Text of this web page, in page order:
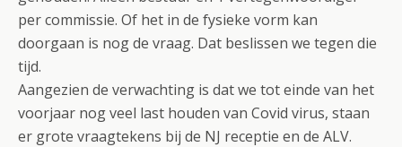
per commissie. Of het in de fysieke vorm kan
doorgaan is nog de vraag. Dat beslissen we tegen die
tijd.
Aangezien de verwachting is dat we tot einde van het
voorjaar nog veel last houden van Covid virus, staan
er grote vraagtekens bij de NJ receptie en de ALV.